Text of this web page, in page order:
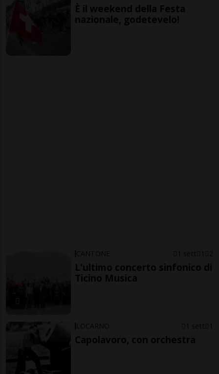
È il weekend della Festa
nazionale, godetevelo!
CANTONE 1 sett 1 2
L'ultimo concerto sinfonico di
Ticino Musica
LOCARNO 1 sett 1
Capolavoro, con orchestra